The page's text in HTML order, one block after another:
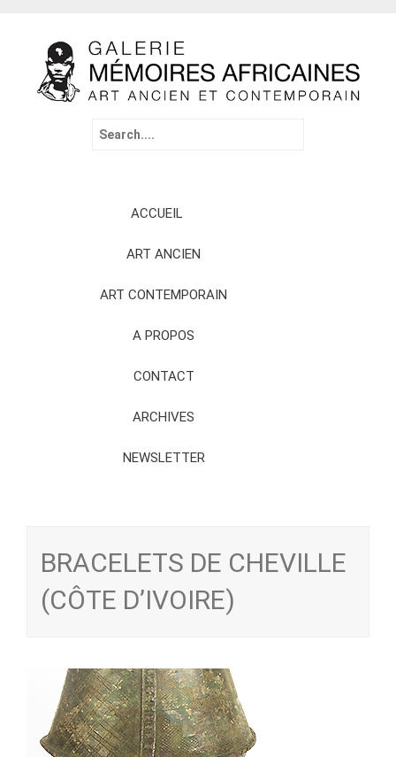
Search
ACCUEIL
ART ANCIEN
ART CONTEMPORAIN
A PROPOS
CONTACT
ARCHIVES
NEWSLETTER
BRACELETS DE CHEVILLE
(CÔTE D’IVOIRE)